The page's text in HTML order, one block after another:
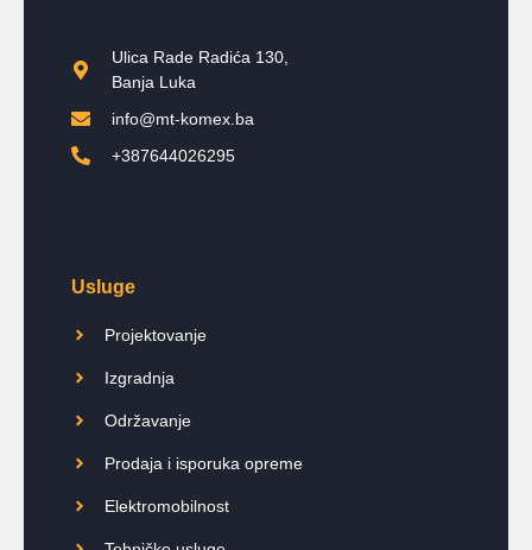
Ulica Rade Radića 130,
Banja Luka
info@mt-komex.ba
+387644026295
Usluge
Projektovanje
Izgradnja
Održavanje
Prodaja i isporuka opreme
Elektromobilnost